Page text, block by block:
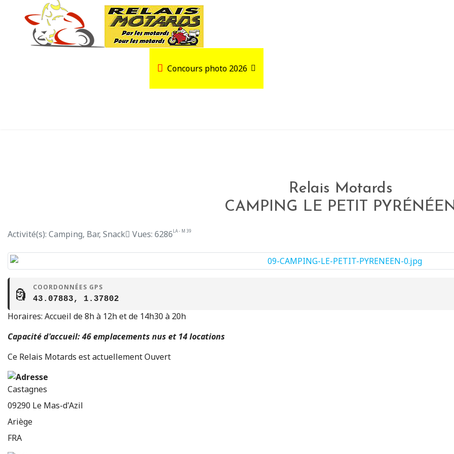
Concours photo 2026
Relais Motards
CAMPING LE PETIT
Activité(s): Camping, Bar, Snack Vues: 6286LA - M 39
🗿 COORDONNÉES GPS
43.07883, 1.37802
Horaires: Accueil de 8h à 12h et de 14h30 à 20h
Capacité d'accueil: 46 emplacements nus et 14 locations
Ce Relais Motards est actuellement Ouvert
Castagnes
09290 Le Mas-d'Azil
Ariège
FRA